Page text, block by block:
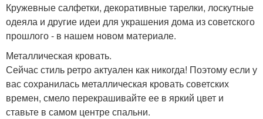
Кружевные салфетки, декоративные тарелки, лоскутные
одеяла и другие идеи для украшения дома из советского
прошлого - в нашем новом материале.
Металлическая кровать.
Сейчас стиль ретро актуален как никогда! Поэтому если у
вас сохранилась металлическая кровать советских
времен, смело перекрашивайте ее в яркий цвет и
ставьте в самом центре спальни.